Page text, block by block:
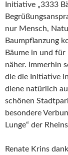
Initiative „3333
nur Mensch,
Baumpflanzung
Bäume in und
näher. Immerhin
die die Initiative
diene natürlich
schönen
besondere
Lunge“ der
Renate Krins